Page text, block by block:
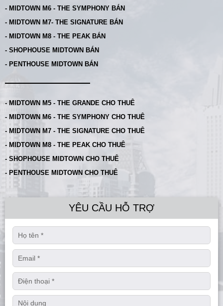
- MIDTOWN M6 - THE SYMPHONY BÁN
- MIDTOWN M7- THE SIGNATURE BÁN
- MIDTOWN M8 - THE PEAK BÁN
- SHOPHOUSE MIDTOWN BÁN
- PENTHOUSE MIDTOWN BÁN
- MIDTOWN M5 - THE GRANDE CHO THUÊ
- MIDTOWN M6 - THE SYMPHONY CHO THUÊ
- MIDTOWN M7 - THE SIGNATURE CHO THUÊ
- MIDTOWN M8 - THE PEAK CHO THUÊ
- SHOPHOUSE MIDTOWN CHO THUÊ
- PENTHOUSE MIDTOWN CHO THUÊ
YÊU CẦU HỖ TRỢ